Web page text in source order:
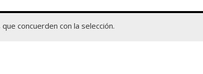
concuerden con la selección.